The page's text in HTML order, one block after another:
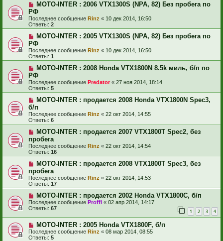
MOTO-INTER : 2006 VTX1300S (NPA, 82) Без пробега по
РФ
Последнее сообщение Rinz « 10 дек 2014, 16:50
Ответы: 2
MOTO-INTER : 2005 VTX1300S (NPA, 82) Без пробега по
РФ
Последнее сообщение Rinz « 10 дек 2014, 16:50
Ответы: 1
MOTO-INTER : 2008 Honda VTX1800N 8.5k миль, б/п по
РФ
Последнее сообщение Predator« 27 ноя 2014, 18:14
Ответы: 5
MOTO-INTER : продается 2008 Honda VTX1800N Spec3,
б/п
Последнее сообщение Rinz « 22 окт 2014, 14:55
Ответы: 6
MOTO-INTER : продается 2007 VTX1800Т Spec2, без
пробега
Последнее сообщение Rinz « 22 окт 2014, 14:54
Ответы: 16
MOTO-INTER : продается 2008 VTX1800Т Spec3, без
пробега
Последнее сообщение Rinz « 22 окт 2014, 14:53
Ответы: 17
MOTO-INTER : продается 2002 Honda VTX1800C, б/п
Последнее сообщение Proffi « 02 апр 2014, 14:17
Ответы: 67 1 2 3 4
MOTO-INTER : 2005 Honda VTX1800F, б/п
Последнее сообщение Rinz « 08 мар 2014, 08:55
Ответы: 5